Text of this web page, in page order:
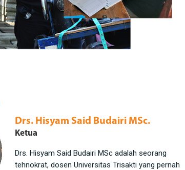
Drs. Hisyam Said Budairi MSc.
Ketua
Drs. Hisyam Said Budairi MSc adalah seorang
tehnokrat, dosen Universitas Trisakti yang pernah